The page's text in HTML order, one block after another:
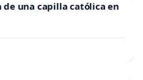
una capilla católica en